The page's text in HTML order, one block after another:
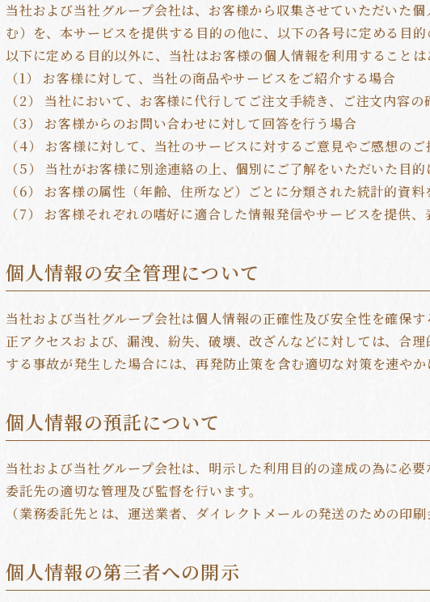
当社および当社グループ会社は、お客様から収集させていただいた
む）を、本サービスを提供する目的の他に、以下の各号に定める目
以下に定める目的以外に、当社はお客様の個人情報を利用することは
（1） お客様に対して、当社の商品やサービスをご紹介する場合
（2） 当社において、お客様に代行してご注文手続き、ご注文内容
（3） お客様からのお問い合わせに対して回答を行う場合
（4） お客様に対して、当社のサービスに対するご意見やご感想の
（5） 当社がお客様に別途連絡の上、個別にご了解をいただいた目
（6） お客様の属性（年齢、住所など）ごとに分類された統計的資
（7） お客様それぞれの嗜好に適合した情報発信やサービスを提供
個人情報の安全管理について
当社および当社グループ会社は個人情報の正確性及び安全性を確保
正アクセスおよび、漏洩、紛失、破壊、改ざんなどに対しては、合
する事故が発生した場合には、再発防止策を含む適切な対策を速やか
個人情報の預託について
当社および当社グループ会社は、明示した利用目的の達成の為に必
委託先の適切な管理及び監督を行います。
（業務委託先とは、運送業者、ダイレクトメールの発送のための印
個人情報の第三者への開示